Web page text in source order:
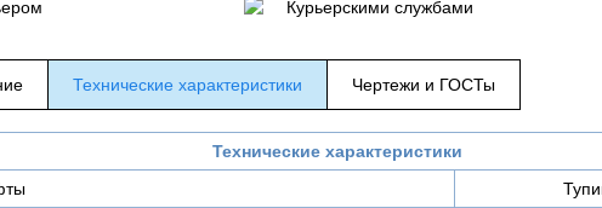
Курьерскими службами
Технические характеристики Чертежи и ГОСТы
Технические характеристики